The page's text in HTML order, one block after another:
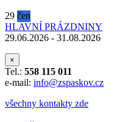
29 čen
HLAVNÍ PRÁZDNINY
29.06.2026 - 31.08.2026
×
Tel.: 558 115 011
e-mail: info@zspaskov.cz
všechny kontakty zde